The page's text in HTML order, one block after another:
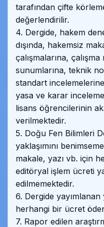
tarafından çifte
değerlendirilir.
4. Dergide, hakem
dışında, hakemsiz
çalışmalarına,
sunumlarına, teknik
standart
yasa ve karar
lisans öğrencilerinin
verilmektedir.
5. Doğu Fen Bilimleri
yaklaşımını
makale, yazı vb. için
editöryal işlem ücreti
edilmemektedir.
6. Dergide
herhangi bir ücret
7. Rapor edilen